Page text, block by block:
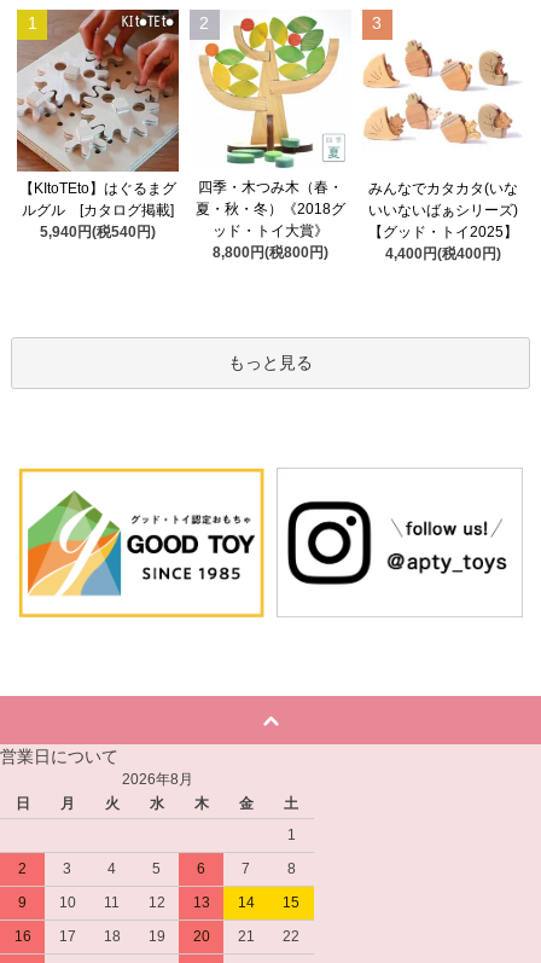
1
【KItoTEto】はぐるまグ
ルグル [カタログ掲載]
5,940円(税540円)
2
四季・木つみ木（春・
夏・秋・冬）《2018グ
ッド・トイ大賞》
8,800円(税800円)
3
みんなでカタカタ(いな
いいないばぁシリーズ)
【グッド・トイ2025】
4,400円(税400円)
もっと見る
営業日について
2026年8月
日
月 火 水 木 金
土
1
2
3 4 5 6 7
8
9
10 11 12 13 14
15
16
17 18 19 20 21
22